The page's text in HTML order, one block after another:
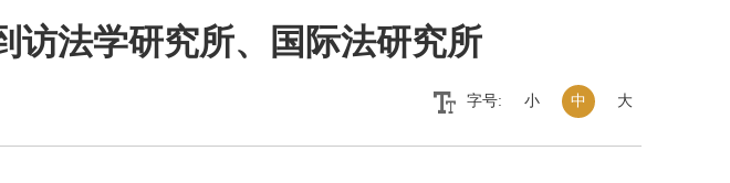
访法学研究所、国际法研究所
字号: 小 中 大